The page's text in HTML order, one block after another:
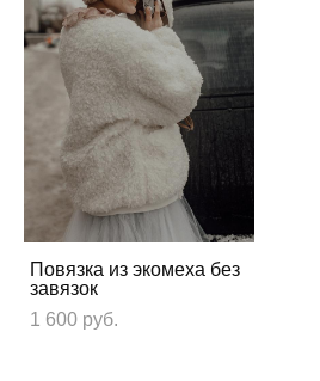
Повязка из экомеха без
завязок
1 600 pуб.